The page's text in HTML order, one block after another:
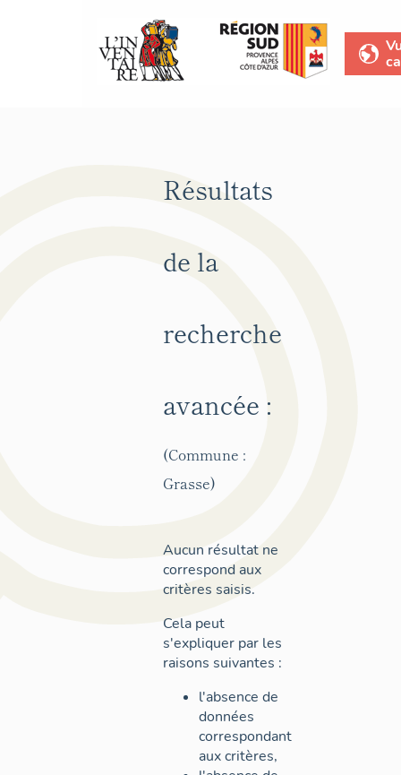
Résultats
de la
recherche
avancée :
(Commune :
Grasse)
Aucun résultat ne
correspond aux
critères saisis.
Cela peut
s'expliquer par les
raisons suivantes :
l'absence de
données
correspondant
aux critères,